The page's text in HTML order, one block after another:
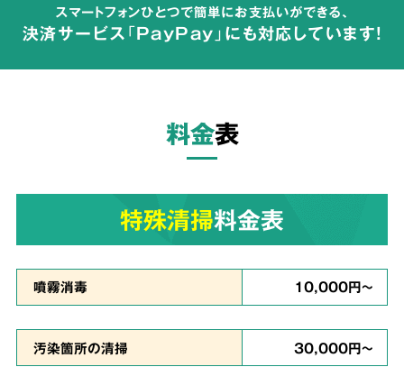
が広がらないよう配慮して体液や汚物の汚れを
ご依頼者様の気持ちに
対応
真心を
込めて対応
スマートフォンひとつで簡単にお支払いができる、
決済サービス「PayPay」にも対応しています!
料金表
特殊清掃料金表
噴霧消毒 10,000円～
汚染箇所の清掃 30,000円～